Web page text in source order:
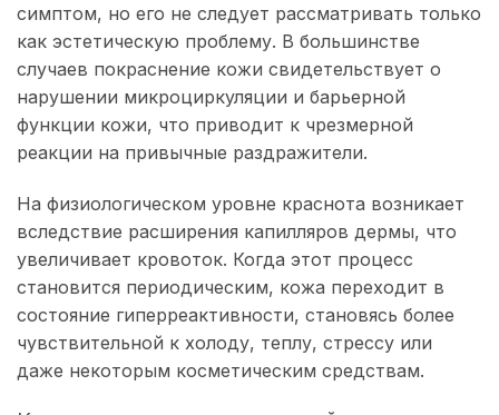
симптом, но его не следует рассматривать только
как эстетическую проблему. В большинстве
случаев покраснение кожи свидетельствует о
нарушении микроциркуляции и барьерной
функции кожи, что приводит к чрезмерной
реакции на привычные раздражители.
На физиологическом уровне краснота возникает
вследствие расширения капилляров дермы, что
увеличивает кровоток. Когда этот процесс
становится периодическим, кожа переходит в
состояние гиперреактивности, становясь более
чувствительной к холоду, теплу, стрессу или
даже некоторым косметическим средствам.